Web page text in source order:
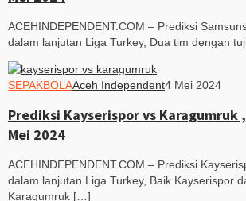
ACEHINDEPENDENT.COM – Prediksi
dalam lanjutan Liga Turkey, Dua tim dengan
SEPAKBOLAAceh Independent4 Mei 2024
Prediksi Kayserispor vs Karagumruk
Mei 2024
ACEHINDEPENDENT.COM – Prediksi
dalam lanjutan Liga Turkey, Baik Kayserispor
Karagumruk […]